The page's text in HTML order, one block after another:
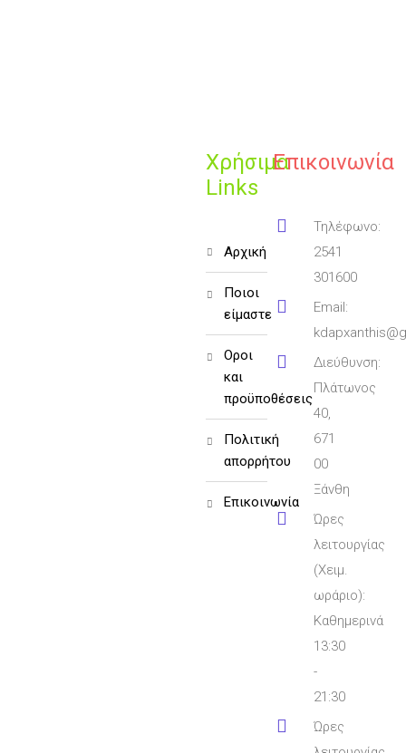
Χρήσιμα
Links
αρχική
ποιοι
είμαστε
όροι
και
προϋποθέσεις
πολιτική
απορρήτου
επικοινωνία
Επικοινωνία
Τηλέφωνο:
2541
301600
Email:
Διεύθυνση:
Πλάτωνος
40,
671
00
Ξάνθη
Ώρες
λειτουργίας
(Χειμ.
ωράριο):
Καθημερινά
13:30
-
21:30
Ώρες